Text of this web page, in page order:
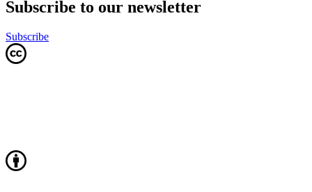
Subscribe to our newsletter
Subscribe